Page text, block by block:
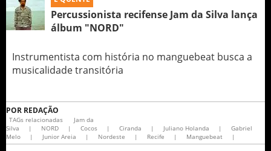
Percussionista recifense Jam da Silva lança
álbum "NORD"
Instrumentista com história no manguebeat busca a
musicalidade transitória
POR REDAÇÃO
TAGs relacionadas
Jam da
Silva
| NORD | Cocos | Ciranda | Juliano Holanda |
Gabriel
Melo
| Junior Areia | Nordeste | Recife | Manguebeat |